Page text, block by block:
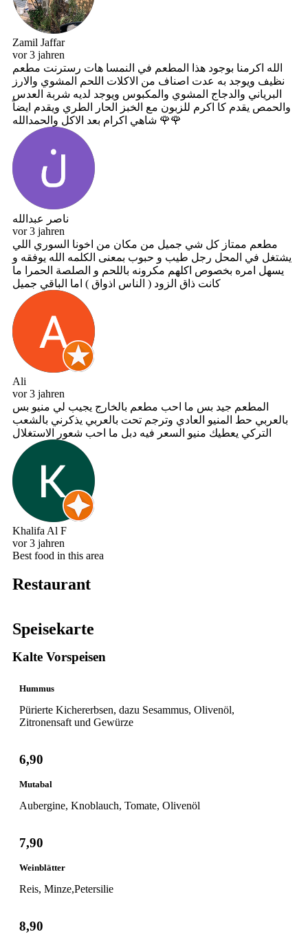
Zamil Jaffar
vor 3 jahren
الله اكرمنا بوجود هذا المطعم في النمسا هات رسترنت مطعم
نظيف ويوجد به عدت اصناف من الاكلات اللحم المشوي والارز
البرياني والدجاج المشوي والمكبوس ويوجد لديه شربة العدس
والحمص يقدم كا اكرم للزبون مع الخبز الحار الطري ويقدم ايضاً
شاهي اكرام بعد الاكل والحمدالله 🌹🌹
ناصر عبدالله
vor 3 jahren
مطعم ممتاز كل شي جميل من مكان من اخونا السوري اللي
يشتغل في المحل رجل طيب و حبوب بمعنى الكلمه الله يوفقه و
يسهل امره بخصوص اكلهم مكرونه باللحم و الصلصة الحمرا ما
كانت ذاق الزود ( الناس اذواق ) اما الباقي جميل
Ali
vor 3 jahren
المطعم جيد بس ما احب مطعم بالخارج يجيب لي منيو بس
بالعربي حط المنيو العادي وترجم تحت بالعربي يذكرني بالشعب
التركي يعطيك منيو السعر فيه دبل ما احب شعور الاستغلال
Khalifa Al F
vor 3 jahren
Best food in this area
Restaurant
Speisekarte
Kalte Vorspeisen
Hummus
Pürierte Kichererbsen, dazu Sesammus, Olivenöl,
Zitronensaft und Gewürze
6,90
Mutabal
Aubergine, Knoblauch, Tomate, Olivenöl
7,90
Weinblätter
Reis, Minze,Petersilie
8,90